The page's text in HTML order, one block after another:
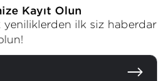
Kayıt Olun
ilk siz haberdar